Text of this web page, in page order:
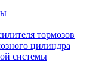
тормозов
цилиндра
системы